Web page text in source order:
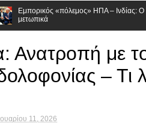
– Ινδίας: Ο Τραμπ ανεβάζει τους
Ανατροπή με
– Τι
11, 2026